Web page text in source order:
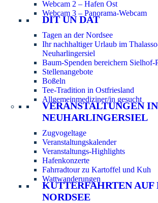
Webcam 2 – Hafen Ost
Webcam 3 – Panorama-Webcam
DIT UN DAT
Tagen an der Nordsee
Ihr nachhaltiger Urlaub im
Neuharlingersiel
Baum-Spenden bereichern Sielhof-
Stellenangebote
Boßeln
Tee-Tradition in Ostfriesland
Allgemeinmediziner/in gesucht
VERANSTALTUNGEN IN
NEUHARLINGERSIEL
Zugvogeltage
Veranstaltungskalender
Veranstaltungs-Highlights
Hafenkonzerte
Fahrradtour zu Kartoffel und Kuh
Wattwanderungen
KUTTERFAHRTEN AUF
NORDSEE